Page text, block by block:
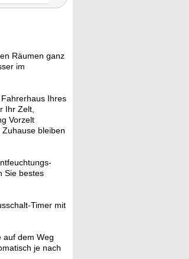
Räumen ganz
im
Ihres
Ihr Zelt,
Vorzelt
bleiben
Sie bestes
Timer mit
auf dem Weg
je nach